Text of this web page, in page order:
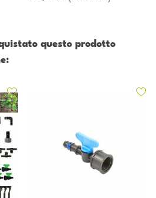
questo prodotto